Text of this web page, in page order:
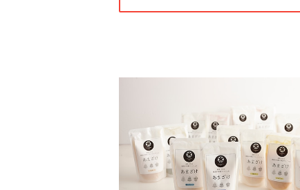
あまざけ お買い得セット 30個
¥8,800
SOLD OUT